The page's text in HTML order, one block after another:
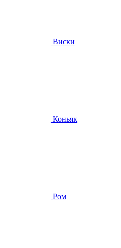
Виски
Коньяк
Ром